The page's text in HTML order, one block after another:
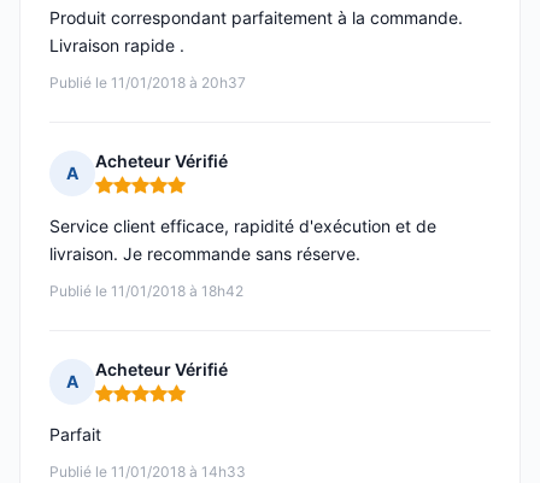
Publié le 11/01/2018 à 20h37
Produit correspondant parfaitement à la commande.
Livraison rapide .
A
Acheteur Vérifié
Note : 5 sur 5
Publié le 11/01/2018 à 18h42
Service client efficace, rapidité d'exécution et de
livraison. Je recommande sans réserve.
A
Acheteur Vérifié
Note : 5 sur 5
Publié le 11/01/2018 à 14h33
Parfait